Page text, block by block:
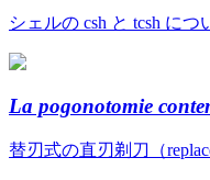
シェルの csh と tcsh につ
La pogonotomie
替刃式の直刃剃刀（